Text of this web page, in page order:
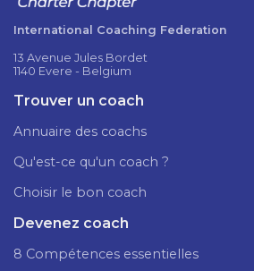
International Coaching Federation
13 Avenue Jules Bordet
1140 Evere - Belgium
Trouver un coach
Annuaire des coachs
Qu'est-ce qu'un coach ?
Choisir le bon coach
Devenez coach
8 Compétences essentielles